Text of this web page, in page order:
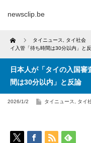
newsclip.be
Home タイニュース タイ社会
イ入管「待ち時間は30分以内」と
日本人が「タイの入国
間は30分以内」と反論
2026/1/2 タイニュース タイ